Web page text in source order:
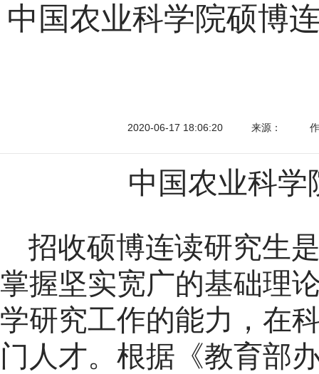
中国农业科学院硕博
2020-06-17 18:06:20 来源：
中国农业科学
招收硕博连读研究生
掌握坚实宽广的基础理
学研究工作的能力，在
门人才。根据《教育部